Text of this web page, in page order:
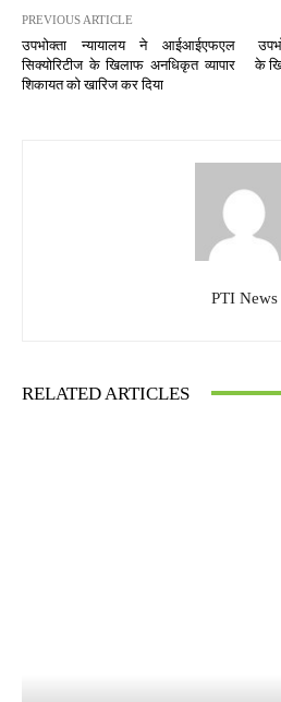
PREVIOUS ARTICLE
उपभोक्ता न्यायालय ने आईआईएफएल
सिक्योरिटीज के खिलाफ अनधिकृत व्यापार
शिकायत को खारिज कर दिया
के
PTI News
RELATED ARTICLES